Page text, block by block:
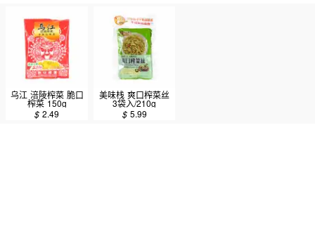
乌江 涪陵榨菜 脆口
榨菜 150g
$2.49
美味栈 爽口榨菜丝
3袋入/210g
$ 5.99